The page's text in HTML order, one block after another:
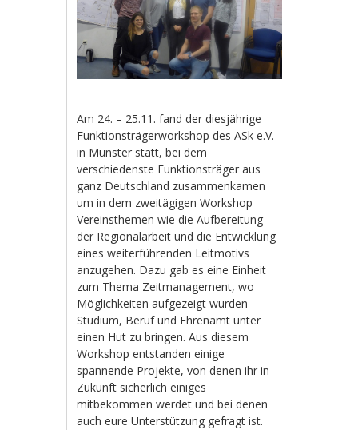
Am 24. – 25.11. fand der diesjährige
Funktionsträgerworkshop des ASk e.V.
in Münster statt, bei dem
verschiedenste Funktionsträger aus
ganz Deutschland zusammenkamen
um in dem zweitägigen Workshop
Vereinsthemen wie die Aufbereitung
der Regionalarbeit und die Entwicklung
eines weiterführenden Leitmotivs
anzugehen. Dazu gab es eine Einheit
zum Thema Zeitmanagement, wo
Möglichkeiten aufgezeigt wurden
Studium, Beruf und Ehrenamt unter
einen Hut zu bringen. Aus diesem
Workshop entstanden einige
spannende Projekte, von denen ihr in
Zukunft sicherlich einiges
mitbekommen werdet und bei denen
auch eure Unterstützung gefragt ist.